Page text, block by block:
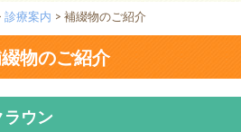
診療案内 > 補綴物のご紹介
物のご紹介
ラウン